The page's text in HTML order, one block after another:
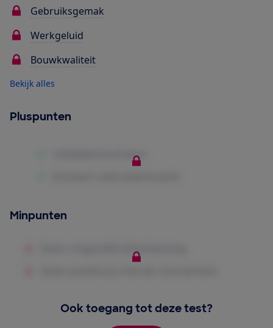
Gebruiksgemak
Werkgeluid
Bouwkwaliteit
Bekijk alles
Pluspunten
Minpunten
Ook toegang tot deze test?